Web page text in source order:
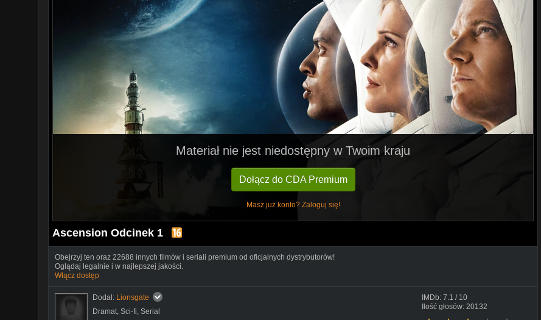
Materiał nie jest niedostępny w Twoim kraju
Dołącz do CDA Premium
Masz już konto? Zaloguj się!
Ascension Odcinek 1
Obejrzyj ten oraz 22688 innych filmów i seriali premium od oficjalnych dystrybutorów!
Oglądaj legalnie i w najlepszej jakości.
Włącz dostęp
Dodał: Lionsgate
Dramat, Sci-fi, Serial
IMDb: 7.1 / 10
Ilość głosów: 20132